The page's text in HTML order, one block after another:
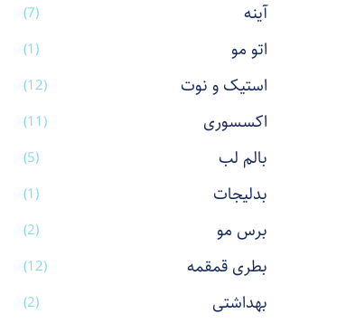
آینه (7)
اتو مو (1)
استیک و نوت (12)
اکسسوری (11)
بالم لب (5)
بدلیجات (1)
برس مو (2)
بطری قمقمه (12)
بهداشتی (2)